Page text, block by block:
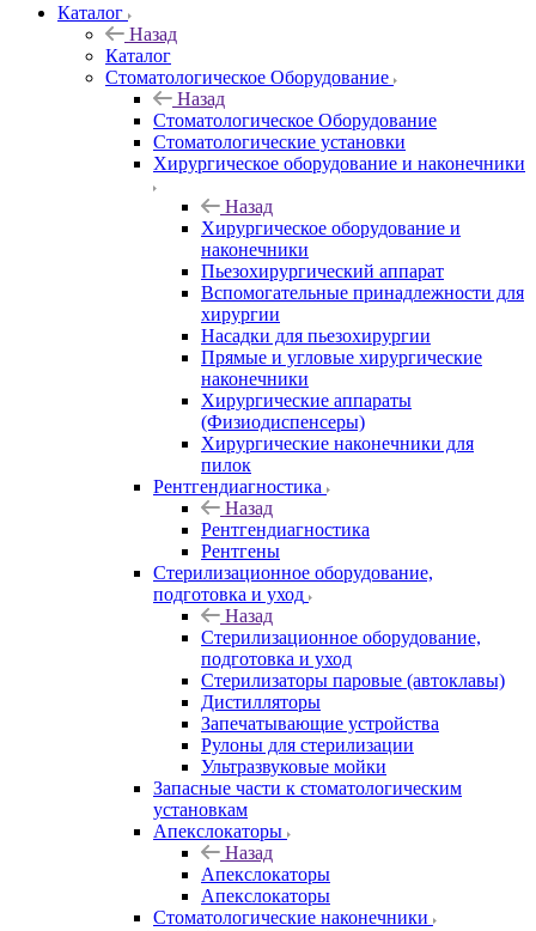
Каталог
Назад
Каталог
Стоматологическое Оборудование
Назад
Стоматологическое Оборудование
Стоматологические установки
Хирургическое оборудование и наконечники
Назад
Хирургическое оборудование и
наконечники
Пьезохирургический аппарат
Вспомогательные принадлежности для
хирургии
Насадки для пьезохирургии
Прямые и угловые хирургические
наконечники
Хирургические аппараты
(Физиодиспенсеры)
Хирургические наконечники для
пилок
Рентгендиагностика
Назад
Рентгендиагностика
Рентгены
Стерилизационное оборудование,
подготовка и уход
Назад
Стерилизационное оборудование,
подготовка и уход
Стерилизаторы паровые (автоклавы)
Дистилляторы
Запечатывающие устройства
Рулоны для стерилизации
Ультразвуковые мойки
Запасные части к стоматологическим
установкам
Апекслокаторы
Назад
Апекслокаторы
Апекслокаторы
Стоматологические наконечники